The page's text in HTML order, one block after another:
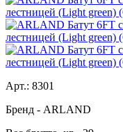
Арт.: 8301
Бренд - ARLAND